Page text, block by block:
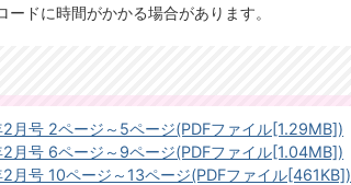
ドに時間がかかる場合があります。
月号 2ページ～5ページ(PDFファイル[1.29MB])
月号 6ページ～9ページ(PDFファイル[1.04MB])
月号 10ページ～13ページ(PDFファイル[461KB])